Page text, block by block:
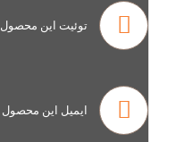
توئیت این محصول
ایمیل این محصول